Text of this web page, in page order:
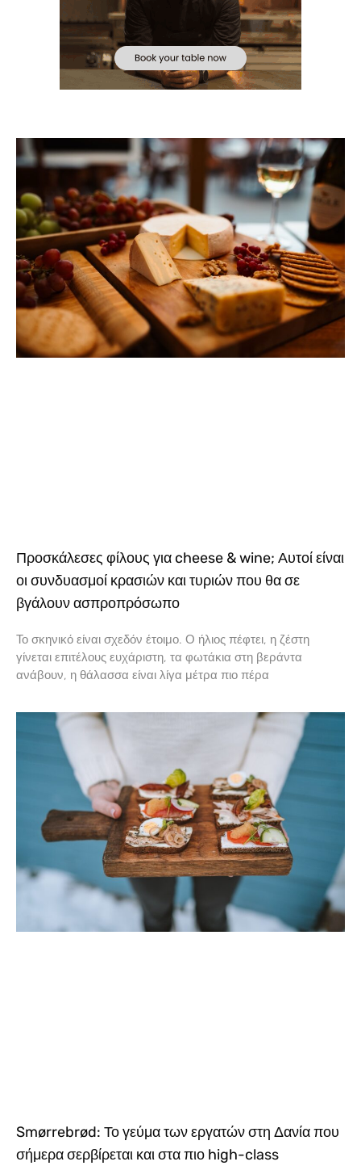
Προσκάλεσες φίλους για cheese & wine; Αυτοί είναι
οι συνδυασμοί κρασιών και τυριών που θα σε
βγάλουν ασπροπρόσωπο
Το σκηνικό είναι σχεδόν έτοιμο. Ο ήλιος πέφτει, η ζέστη
γίνεται επιτέλους ευχάριστη, τα φωτάκια στη βεράντα
ανάβουν, η θάλασσα είναι λίγα μέτρα πιο πέρα
Smørrebrød: Το γεύμα των εργατών στη Δανία που
σήμερα σερβίρεται και στα πιο high-class